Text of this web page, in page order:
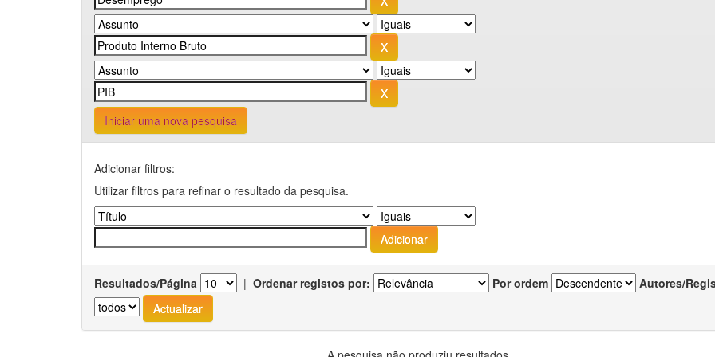
Iniciar uma nova pesquisa
Adicionar filtros:
Utilizar filtros para refinar o resultado da pesquisa.
Resultados/Página | Ordenar registos por: Por ordem Autores/